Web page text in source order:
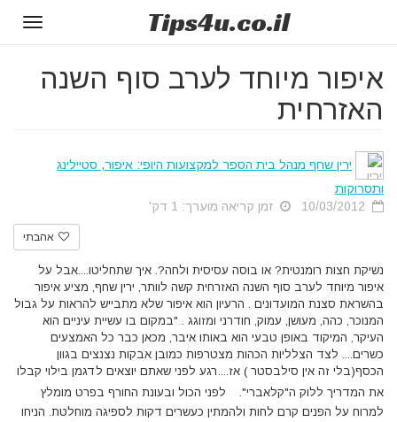
Tips4u.co.il
איפור מיוחד לערב סוף השנה
האזרחית
ירין שחף מנהל בית הספר למקצועות היופי: איפור, סטיילינג
ותסרוקות
זמן קריאה מוערך: 1 דק'
אהבתי
נשיקת חצות רומנטית? או בוסה עסיסית ולחה?. איך שתחליטו....אבל על
איפור מיוחד לערב סוף השנה האזרחית קשה לוותר, ירין שחף, מציע איפור
בהשראת סצנת המועדונים . הרעיון הוא איפור שלא מתבייש להראות על גבול
המנוכר, כהה, מעושן, עמוק, חודרני ומזוגג . "במקום בו עשיית עיניים הוא
העיקר, המיקוד באופן טבעי הוא באותו איבר, מכאן כבר כל האמצעים
כשרים.... לצד הצלליות הכהות מצטרפות כמובן אבקות נצנצים בגוון
הכסף(בלי זה אין סילבסטר ) אז....רגע לפני שאתם יוצאים לדגמן בילוי קבלו
את המדריך ללוק ה"קלאברי".
לפני הכול ובעונת החורף בפרט מומלץ
למרוח על הפנים קרם לחות ולהמתין כעשרים דקות לספיגה מוחלטת. הניחו